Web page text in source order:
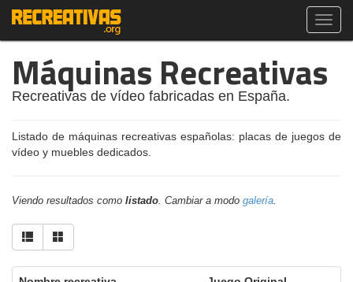
Máquinas Recreativas
Recreativas de vídeo fabricadas en España.
Listado de máquinas recreativas españolas: placas de juegos de
vídeo y muebles dedicados.
Viendo resultados como listado. Cambiar a modo galería.